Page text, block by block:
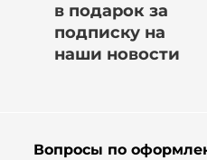
в подарок за
подписку на
наши новости
Вопросы по